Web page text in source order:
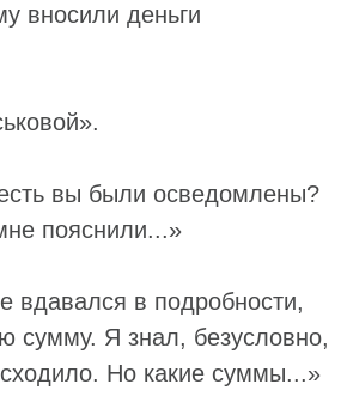
вносили деньги
вы были осведомлены?
пояснили...»
вдавался в подробности,
сумму. Я знал, безусловно,
Но какие суммы...»